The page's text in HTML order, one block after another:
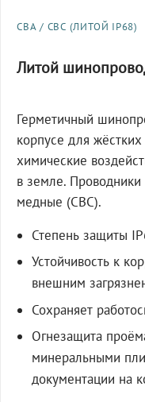
СВА / СВС (ЛИТОЙ IP68)
Литой
Герметичный
корпусе для
химические
в земле.
медные (СВС).
Степень защиты
Устойчивость к
внешним
Сохраняет
Огнезащита
минеральными
документации на